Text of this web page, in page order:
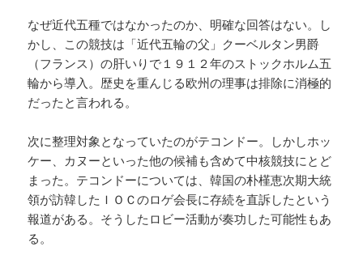
なぜ近代五種ではなかったのか、明確な回答はない。し
かし、この競技は「近代五輪の父」クーベルタン男爵
（フランス）の肝いりで１９１２年のストックホルム五
輪から導入。歴史を重んじる欧州の理事は排除に消極的
だったと言われる。
次に整理対象となっていたのがテコンドー。しかしホッ
ケー、カヌーといった他の候補も含めて中核競技にとど
まった。テコンドーについては、韓国の朴槿恵次期大統
領が訪韓したＩＯＣのロゲ会長に存続を直訴したという
報道がある。そうしたロビー活動が奏功した可能性もあ
る。